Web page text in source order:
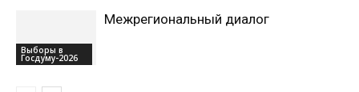
Выборы в
Госдуму-2026
Межрегиональный диалог